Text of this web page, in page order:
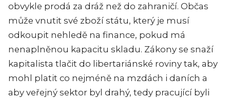
obvykle prodá za dráž než do zahraničí. Občas
může vnutit své zboží státu, který je musí
odkoupit nehledě na finance, pokud má
nenaplněnou kapacitu skladu. Zákony se snaží
kapitalista tlačit do libertariánské roviny tak, aby
mohl platit co nejméně na mzdách i daních a
aby veřejný sektor byl drahý, tedy pracující byli